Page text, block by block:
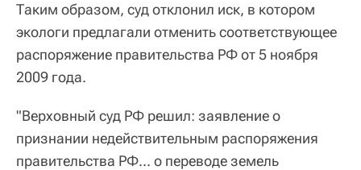
Таким образом, суд отклонил иск, в котором
экологи предлагали отменить соответствующее
распоряжение правительства РФ от 5 ноября
2009 года.
"Верховный суд РФ решил: заявление о
признании недействительным распоряжения
правительства РФ... о переводе земель